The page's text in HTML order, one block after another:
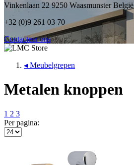
Vinkenlaan 22 9250 Waasmunster België
+32 (0)9 261 03 70
Contacteer ons
◂ Meubelgrepen
Metalen knoppen
1 2 3
Per pagina: